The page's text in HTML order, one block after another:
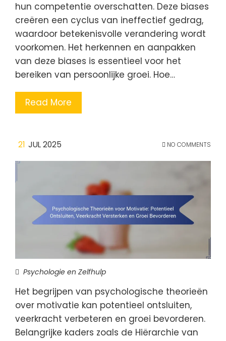
hun competentie overschatten. Deze biases
creëren een cyclus van ineffectief gedrag,
waardoor betekenisvolle verandering wordt
voorkomen. Het herkennen en aanpakken
van deze biases is essentieel voor het
bereiken van persoonlijke groei. Hoe…
Read More
21 JUL 2025 NO COMMENTS
Psychologie en Zelfhulp
Het begrijpen van psychologische theorieën
over motivatie kan potentieel ontsluiten,
veerkracht verbeteren en groei bevorderen.
Belangrijke kaders zoals de Hiërarchie van